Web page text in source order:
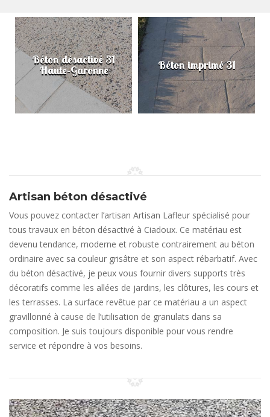
Béton désactivé 31
Haute-Garonne Béton imprimé 31
Artisan béton désactivé
Vous pouvez contacter l’artisan Artisan Lafleur spécialisé pour
tous travaux en béton désactivé à Ciadoux. Ce matériau est
devenu tendance, moderne et robuste contrairement au béton
ordinaire avec sa couleur grisâtre et son aspect rébarbatif. Avec
du béton désactivé, je peux vous fournir divers supports très
décoratifs comme les allées de jardins, les clôtures, les cours et
les terrasses. La surface revêtue par ce matériau a un aspect
gravillonné à cause de l’utilisation de granulats dans sa
composition. Je suis toujours disponible pour vous rendre
service et répondre à vos besoins.